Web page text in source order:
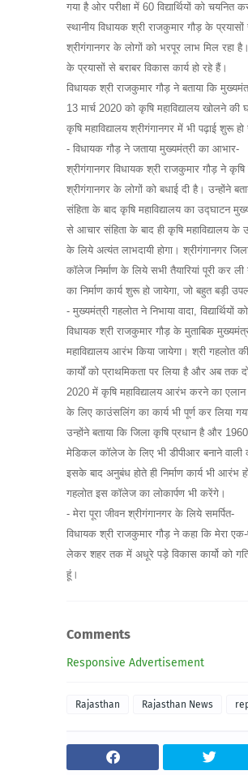
गया है ओर परीक्षा में 60 विद्यार्थियों को
स्थानीय विधायक श्री राजकुमार गौड़ के
श्रीगंगानगर के लोगों को भरपूर लाभ मिल रहा
के प्रयासों से बराबर विकास कार्य हो रहे हैं।
विधायक श्री राजकुमार गौड़ ने बताया कि
13 मार्च 2020 को कृषि महाविद्यालय खोलने
कृषि महाविद्यालय श्रीगंगानगर में भी पढ़ाई
- विधायक गौड़ ने जताया मुख्यमंत्री का आभार-
श्रीगंगानगर विधायक श्री राजकुमार गौड़ ने
श्रीगंगानगर के लोगों को बधाई दी है। उन्होंने
संहिता के बाद कृषि महाविद्यालय का उद्घाटन
से आचार संहिता के बाद ही कृषि महाविद्यालय
के लिये अत्यंत लाभदायी होगा। श्रीगंगानगर
कॉलेज निर्माण के लिये सभी तैयारियां पूरी कर
का निर्माण कार्य शुरू हो जायेगा, जो बहुत बड़ी
- मुख्यमंत्री गहलोत ने निभाया वादा, विद्यार्थियों
विधायक श्री राजकुमार गौड़ के मुताबिक
महाविद्यालय आरंभ किया जायेगा। श्री गहलोत
कार्यों को प्राथमिकता पर लिया है और अब तक
2020 में कृषि महाविद्यालय आरंभ करने का
के लिए काउंसलिंग का कार्य भी पूर्ण कर लिया
उन्होंने बताया कि जिला कृषि प्रधान है और
मेडिकल कॉलेज के लिए भी डीपीआर बनाने वाली
इसके बाद अनुबंध होते ही निर्माण कार्य भी
गहलोत इस कॉलेज का लोकार्पण भी करेंगे।
- मेरा पूरा जीवन श्रीगंगानगर के लिये समर्पित-
विधायक श्री राजकुमार गौड़ ने कहा कि मेरा
लेकर शहर तक में अधूरे पड़े विकास कार्यो को
हूं।
Comments
Responsive Advertisement
Rajasthan Rajasthan News